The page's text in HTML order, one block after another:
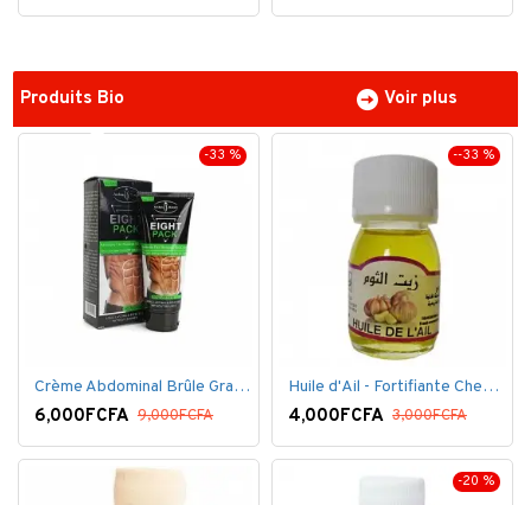
Produits Bio Voir plus
-33 %
Crème Abdominal Brûle Graisse - Effet Rapide - 170grs
6,000FCFA 9,000FCFA
--33 %
Huile d'Ail - Fortifiante Cheveux
4,000FCFA 3,000FCFA
-20 %